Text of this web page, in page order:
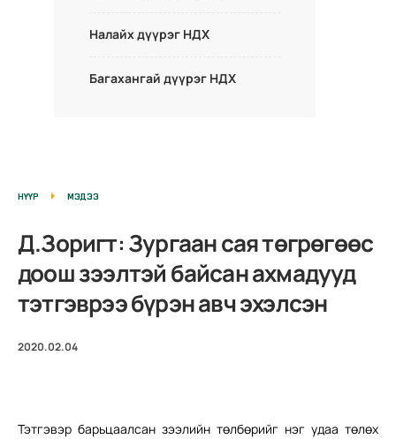
Налайх дүүрэг НДХ
Багахангай дүүрэг НДХ
НҮҮР МЭДЭЭ
Д.Зоригт: Зургаан сая төгрөгөөс
доош зээлтэй байсан ахмадууд
тэтгэврээ бүрэн авч эхэлсэн
2020.02.04
Тэтгэвэр барьцаалсан зээлийн төлбөрийг нэг удаа төлөх